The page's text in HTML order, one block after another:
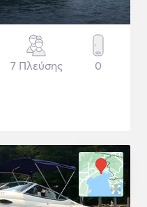
7 Πλεύσης 0